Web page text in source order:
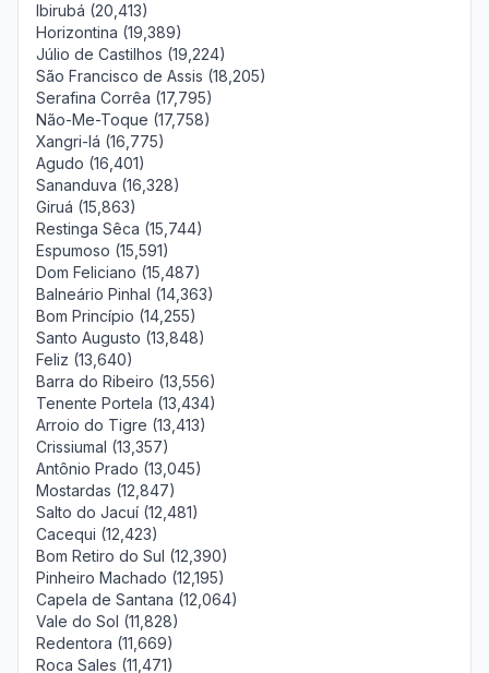
Ibirubá (20,413)
Horizontina (19,389)
Júlio de Castilhos (19,224)
São Francisco de Assis (18,205)
Serafina Corrêa (17,795)
Não-Me-Toque (17,758)
Xangri-lá (16,775)
Agudo (16,401)
Sananduva (16,328)
Giruá (15,863)
Restinga Sêca (15,744)
Espumoso (15,591)
Dom Feliciano (15,487)
Balneário Pinhal (14,363)
Bom Princípio (14,255)
Santo Augusto (13,848)
Feliz (13,640)
Barra do Ribeiro (13,556)
Tenente Portela (13,434)
Arroio do Tigre (13,413)
Crissiumal (13,357)
Antônio Prado (13,045)
Mostardas (12,847)
Salto do Jacuí (12,481)
Cacequi (12,423)
Bom Retiro do Sul (12,390)
Pinheiro Machado (12,195)
Capela de Santana (12,064)
Vale do Sol (11,828)
Redentora (11,669)
Roca Sales (11,471)